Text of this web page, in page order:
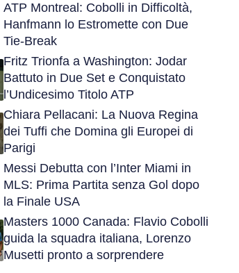
ATP Montreal: Cobolli in Difficoltà,
Hanfmann lo Estromette con Due
Tie-Break
Fritz Trionfa a Washington: Jodar
Battuto in Due Set e Conquistato
l’Undicesimo Titolo ATP
Chiara Pellacani: La Nuova Regina
dei Tuffi che Domina gli Europei di
Parigi
Messi Debutta con l’Inter Miami in
MLS: Prima Partita senza Gol dopo
la Finale USA
Masters 1000 Canada: Flavio Cobolli
guida la squadra italiana, Lorenzo
Musetti pronto a sorprendere